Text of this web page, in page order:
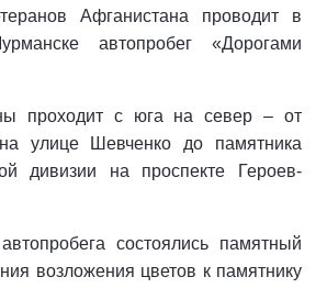
Афганистана проводит в
автопробег «Дорогами
проходит с юга на север – от
улице Шевченко до памятника
дивизии на проспекте Героев-
состоялись памятный
возложения цветов к памятнику